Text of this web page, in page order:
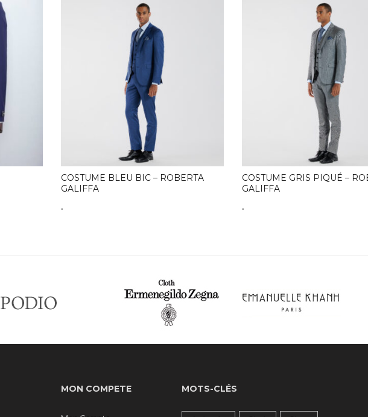
COSTUME BLEU BIC – ROBERTA
GALIFFA
.
COSTUME GRIS PIQUÉ –
GALIFFA
.
MON COMPETE MOTS-CLÉS